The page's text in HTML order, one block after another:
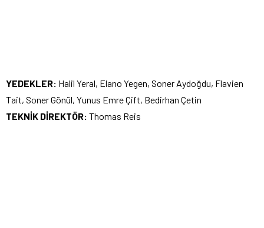
YEDEKLER: Halil Yeral, Elano Yegen, Soner Aydoğdu, Flavien
Tait, Soner Gönül, Yunus Emre Çift, Bedirhan Çetin
TEKNİK DİREKTÖR: Thomas Reis